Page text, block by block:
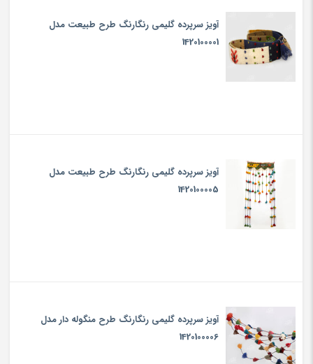
آویز سرپرده گلیمی‏ رنگارنگ‏ طرح ‏طبیعت‏ مدل
1420100001
‎آویز سرپرده‎ ‎گلیمی‎ رنگارنگ‎ ‎‎طرح‎ ‎طبیعت ‎‎‎‎مدل
1420100005
‎آویز سرپرده‎ ‎گلیمی‎‎‎ رنگارنگ‎ ‎‎طرح‎ ‎منگوله دار‎ مدل
1420100006